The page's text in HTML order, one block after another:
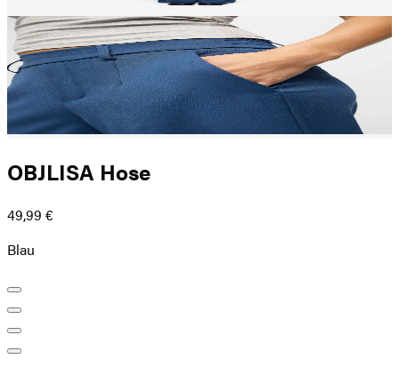
OBJLISA Hose
49,99 €
Blau